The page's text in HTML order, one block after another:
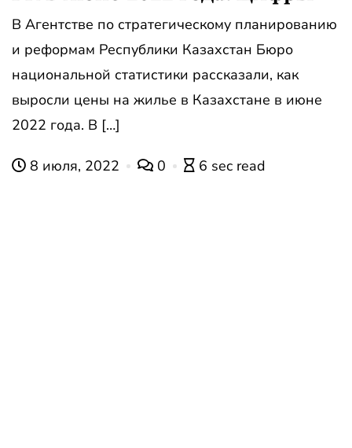
В Агентстве по стратегическому планированию
и реформам Республики Казахстан Бюро
национальной статистики рассказали, как
выросли цены на жилье в Казахстане в июне
2022 года. В […]
8 июля, 2022 0 6 sec read